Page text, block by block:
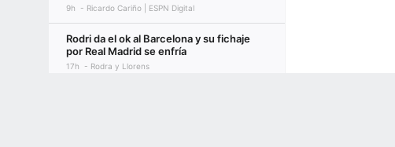
9h Ricardo Cariño | ESPN Digital
Rodri da el ok al Barcelona y su fichaje
por Real Madrid se enfría
17h Rodra y Llorens